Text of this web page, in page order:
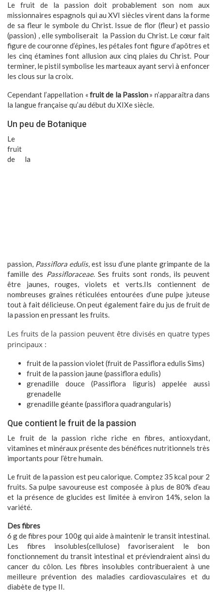
Le fruit de la passion doit probablement son nom aux
missionnaires espagnols qui au XVI siècles virent dans la forme
de sa fleur le symbole du Christ. Issue de flor (fleur) et passio
(passion) , elle symboliserait la Passion du Christ. Le cœur fait
figure de couronne d’épines, les pétales font figure d’apôtres et
les cinq étamines font allusion aux cinq plaies du Christ. Pour
terminer, le pistil symbolise les marteaux ayant servi à enfoncer
les clous sur la croix.
Cependant l’appellation «fruit de la Passion» n’apparaîtra dans
la langue française qu’au début du XIXe siècle.
Un peu de Botanique
Le
fruit
de la
passion, Passiflora edulis, est issu d’une plante grimpante de la
famille des Passifloraceae. Ses fruits sont ronds, ils peuvent
être jaunes, rouges, violets et verts.Ils contiennent de
nombreuses graines réticulées entourées d’une pulpe juteuse
tout à fait délicieuse. On peut également faire du jus de fruit de
la passion en pressant les fruits.
Les fruits de la passion peuvent être divisés en quatre types
principaux :
fruit de la passion violet (fruit de Passiflora edulis Sims)
fruit de la passion jaune (passiflora edulis)
grenadille douce (Passiflora liguris) appelée aussi
grenadelle
grenadille géante (passiflora quadrangularis)
Que contient le fruit de la passion
Le fruit de la passion riche riche en fibres, antioxydant,
vitamines et minéraux présente des bénéfices nutritionnels très
importants pour l’être humain.
Le fruit de la passion est peu calorique. Comptez 35 kcal pour 2
fruits. Sa pulpe savoureuse est composée à plus de 80% d’eau
et la présence de glucides est limitée à environ 14%, selon la
variété.
Des fibres
6 g de fibres pour 100g qui aide à maintenir le transit intestinal.
Les fibres insolubles(cellulose) favoriseraient le bon
fonctionnement du transit intestinal et préviendraient ainsi du
cancer du côlon. Les fibres insolubles contribueraient à une
meilleure prévention des maladies cardiovasculaires et du
diabète de type II.